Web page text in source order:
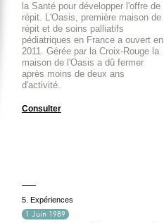
la Santé pour développer l'offre de
répit. L'Oasis, première maison de
répit et de soins palliatifs
pédiatriques en France a ouvert en
2011. Gérée par la Croix-Rouge la
maison de l'Oasis a dû fermer
après moins de deux ans
d'activité.
Consulter
5. Expériences
1 Juin 1989